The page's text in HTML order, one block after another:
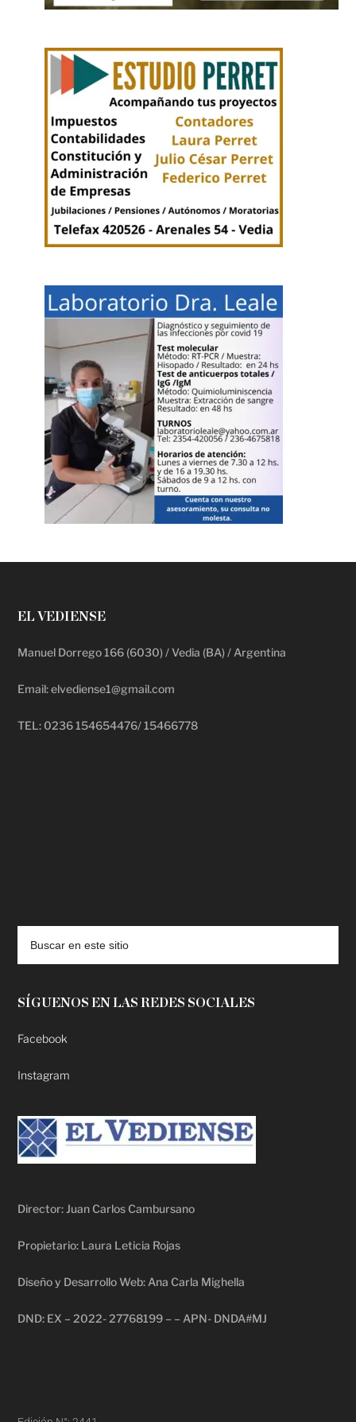
EL VEDIENSE
Manuel Dorrego 166 (6030) / Vedia (BA) / Argentina
Email: elvediense1@gmail.com
TEL: 0236 154654476/ 15466778
SÍGUENOS EN LAS REDES SOCIALES
Facebook
Instagram
Director: Juan Carlos Cambursano
Propietario: Laura Leticia Rojas
Diseño y Desarrollo Web: Ana Carla Mighella
DND: EX – 2022- 27768199 – – APN- DNDA#MJ